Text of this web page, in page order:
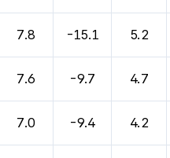
7.8 -15.1 5.2
7.6 -9.7 4.7
7.0 -9.4 4.2